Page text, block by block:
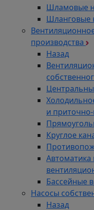
Шламовые
Шланговые
производства
Назад
и
Круглое
Автоматика
Бассейные
Насосы
Назад